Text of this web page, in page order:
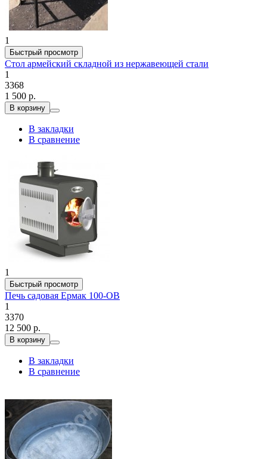
1
Быстрый просмотр
Стол армейский складной из нержавеющей стали
1
3368
1 500 р.
В корзину
В закладки
В сравнение
1
Быстрый просмотр
Печь садовая Ермак 100-ОВ
1
3370
12 500 р.
В корзину
В закладки
В сравнение